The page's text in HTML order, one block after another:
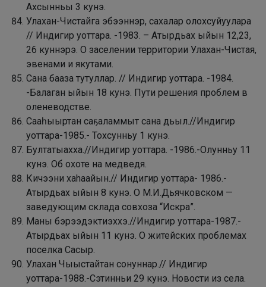
Ахсынньы 3 кунэ.
Улахан-Чистайга эбээннэр, сахалар олохсуйуулара
// Индигир уоттара. -1983. – Атырдьах ыйын 12,23,
26 куннэрэ. О заселении территории Улахан-Чистая,
эвенами и якутами.
Сана бааза тутуллар. // Индигир уоттара. -1984.
-Балаган ыйын 18 кунэ. Пути решения проблем в
оленеводстве.
Сааһыыртан саҕаламмыт сана дьыл.//Индигир
уоттара-1985.- Тохсунньу 1 кунэ.
Бултатыахха.//Индигир уоттара. -1986.-Олунньу 11
кунэ. Об охоте на медведя.
Кичээни хahаайын.// Индигир уоттара- 1986.-
Атырдьах ыйын 8 кунэ. О М.И.Дьячковском —
заведующим склада совхоза “Искра”.
Маны бэрээдэктиэххэ.//Индигир уоттара-1987.-
Атырдьах ыйын 11 кунэ. О житейских проблемах
поселка Сасыр.
Улахан Чыыстайтан сонуннар.// Индигир
уоттара-1988.-Сэтинньи 29 кунэ. Новости из села.